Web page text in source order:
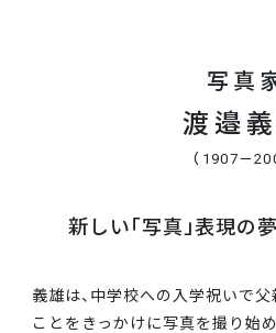
写真
渡邉
（1907－
新しい「写真」表現の
義雄は、中学校への入学祝いで
ことをきっかけに写真を撮り始